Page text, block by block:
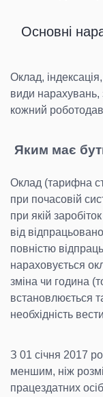
Основні
Оклад,
види нарахувань,
кожний
Яким має
Оклад (тарифна
при почасовій
при якій
від
повністю
нараховується
зміна чи година
встановлюється
необхідність
З 01 січня 2017
меншим, ніж
працездатних